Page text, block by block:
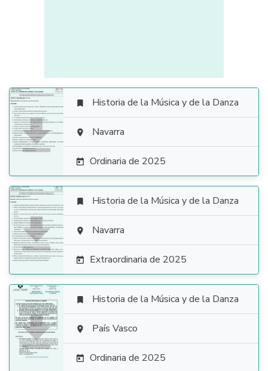

 Historia de la Música y de la Danza
 Navarra
 Ordinaria de 2025

 Historia de la Música y de la Danza
 Navarra
 Extraordinaria de 2025

 Historia de la Música y de la Danza
 País Vasco
 Ordinaria de 2025